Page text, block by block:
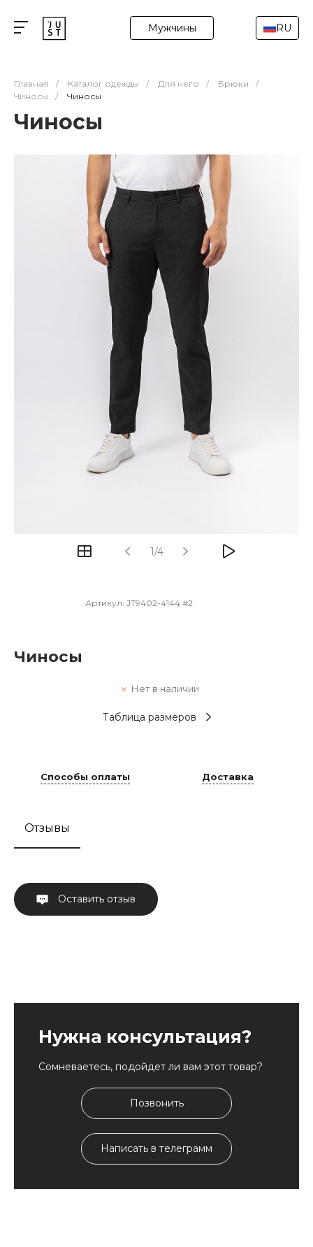
Мужчины RU
Главная / Каталог одежды / Для него / Брюки
/
Чиносы
/ Чиносы
Чиносы
1/4
Артикул: JT9402-4144 #2
Чиносы
Нет в наличии
Таблица размеров
Способы оплаты Доставка
Отзывы
Оставить отзыв
Нужна консультация?
Сомневаетесь, подойдет ли вам этот товар?
Позвонить
Написать в телеграмм